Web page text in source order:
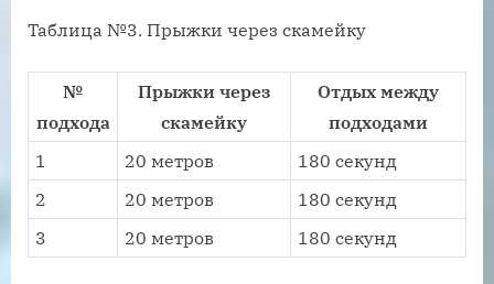
Таблица №3. Прыжки через скамейку
№
подхода
Прыжки через
скамейку
Отдых между
подходами
1
20 метров
180 секунд
2
20 метров
180 секунд
3
20 метров 180 секунд